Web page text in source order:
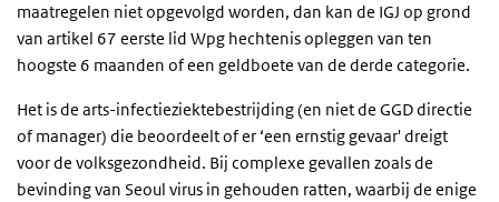
maatregelen niet opgevolgd worden, dan kan de IGJ op grond
van artikel 67 eerste lid Wpg hechtenis opleggen van ten
hoogste 6 maanden of een geldboete van de derde categorie.
Het is de arts-infectieziektebestrijding (en niet de GGD directie
of manager) die beoordeelt of er ‘een ernstig gevaar' dreigt
voor de volksgezondheid. Bij complexe gevallen zoals de
bevinding van Seoul virus in gehouden ratten, waarbij de enige